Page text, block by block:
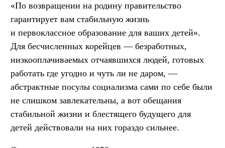
«По возвращении на родину правительство
гарантирует вам стабильную жизнь
и первоклассное образование для ваших детей».
Для бесчисленных корейцев — безработных,
низкооплачиваемых отчаявшихся людей, готовых
работать где угодно и чуть ли не даром, —
абстрактные посулы социализма сами по себе были
не слишком завлекательны, а вот обещания
стабильной жизни и блестящего будущего для
детей действовали на них гораздо сильнее.